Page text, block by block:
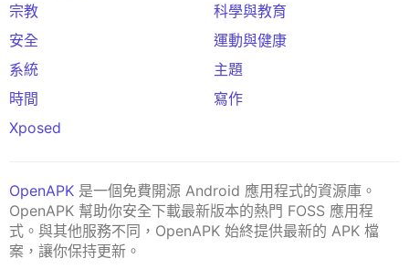
宗教
科學與教育
安全
運動與健康
系統
主題
時間
寫作
Xposed
OpenAPK 是一個免費開源 Android 應用程式的資源庫。
OpenAPK 幫助你安全下載最新版本的熱門 FOSS 應用程
式。與其他服務不同，OpenAPK 始終提供最新的 APK 檔
案，讓你保持更新。